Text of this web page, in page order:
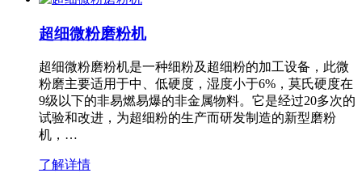
超细微粉磨粉机
超细微粉磨粉机是一种细粉及超细粉的加工设备，此微
粉磨主要适用于中、低硬度，湿度小于6%，莫氏硬度在
9级以下的非易燃易爆的非金属物料。它是经过20多次的
试验和改进，为超细粉的生产而研发制造的新型磨粉
机，…
了解详情